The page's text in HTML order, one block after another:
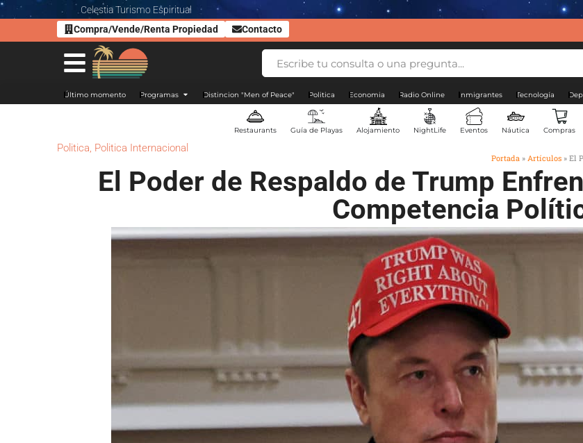
Celestia Turismo Espiritual
Compra/Vende/Renta Propiedad
Contacto
Último momento Programas Distincion "Men of Peace" Politica Economia Radio Online Inmigrantes Tecnología
Restaurants Guía de Playas Alojamiento NightLife Eventos Náutica Compras
Politica, Politica Internacional
Portada » Artículos » El
El Poder de Respaldo de Trump
Competencia